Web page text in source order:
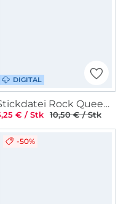
DIGITAL
Stickdatei Rock Queen Camping Fahrzeuge
€ / Stk 10,50 € / Stk
-50%